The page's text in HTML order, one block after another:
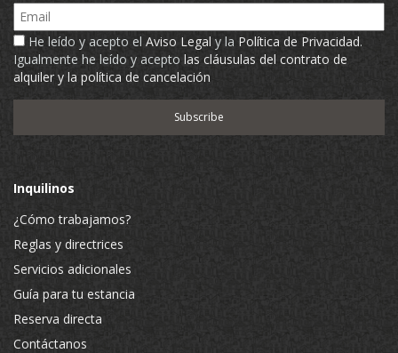
Email
He leído y acepto el Aviso Legal y la Política de Privacidad.
Igualmente he leído y acepto las cláusulas del contrato de
alquiler y la política de cancelación
Inquilinos
¿Cómo trabajamos?
Reglas y directrices
Servicios adicionales
Guía para tu estancia
Reserva directa
Contáctanos